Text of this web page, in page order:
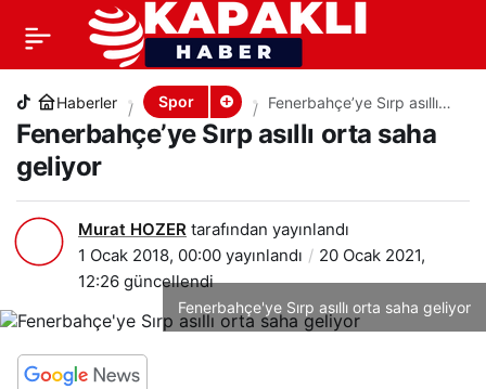
Haberler Spor
Fenerbahçe’ye Sırp asıllı
orta saha geliyor
Fenerbahçe’ye Sırp asıllı orta saha
geliyor
Murat HOZER tarafından yayınlandı
1 Ocak 2018, 00:00 yayınlandı
20 Ocak 2021,
12:26 güncellendi
Fenerbahçe'ye Sırp asıllı orta saha geliyor
Fenerbahçe’ye Sırp asıllı orta saha geliyor